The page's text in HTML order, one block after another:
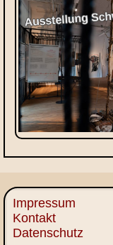
Impressum
Kontakt
Datenschutz